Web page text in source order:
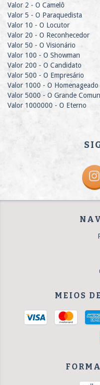
Valor 2 - O Camelô
Valor 5 - O Paraquedista
Valor 10 - O Locutor
Valor 20 - O Reconhecedor
Valor 50 - O Visionário
Valor 100 - O Showman
Valor 200 - O Candidato
Valor 500 - O Empresário
Valor 1000 - O Homenageado
Valor 5000 - O Grande
Valor 1000000 - O Eterno
MEIOS